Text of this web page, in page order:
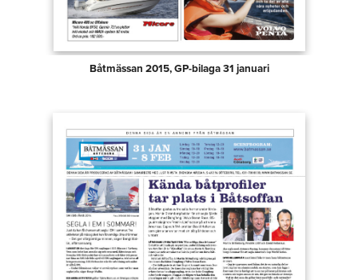
Båtmässan 2015, GP-bilaga 31 januari